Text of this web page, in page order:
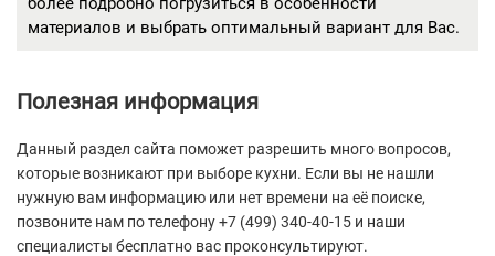
материалов и выбрать оптимальный вариант для Вас.
Полезная информация
Данный раздел сайта поможет разрешить много вопросов,
которые возникают при выборе кухни. Если вы не нашли
нужную вам информацию или нет времени на её поиске,
позвоните нам по телефону +7 (499) 340-40-15 и наши
специалисты бесплатно вас проконсультируют.